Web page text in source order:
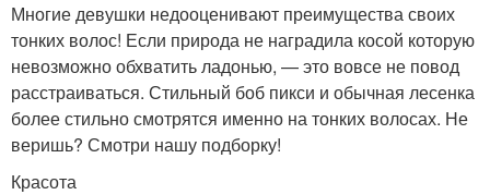
Многие девушки недооценивают преимущества своих
тонких волос! Если природа не наградила косой которую
невозможно обхватить ладонью, — это вовсе не повод
расстраиваться. Стильный боб пикси и обычная лесенка
более стильно смотрятся именно на тонких волосах. Не
веришь? Смотри нашу подборку!
Красота